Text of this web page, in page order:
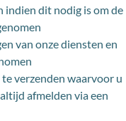
indien dit nodig is om de
van onze diensten en
verzenden waarvoor u
afmelden via een